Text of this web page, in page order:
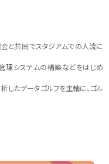
と共同でスタジアムでの人流に
システムの構築などをはじめ
したデータゴルフを主軸に、ゴル
ながら、現在は、pythonを中心
ーに講師活動も行っている。